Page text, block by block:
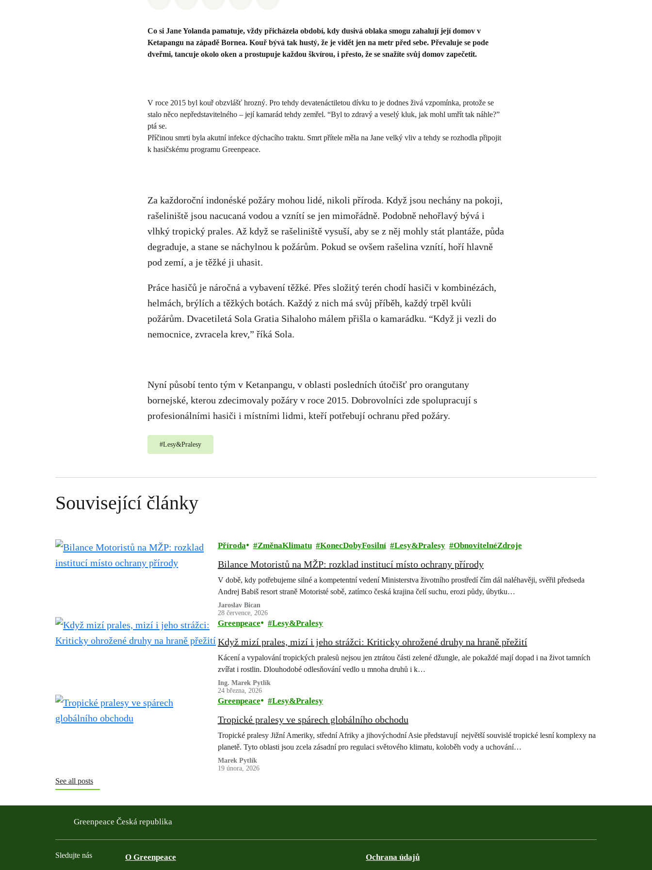
Co si Jane Yolanda pamatuje, vždy přicházela období, kdy dusivá oblaka smogu zahalují její domov v
Ketapangu na západě Bornea. Kouř bývá tak hustý, že je vidět jen na metr před sebe. Převaluje se pode
dveřmi, tancuje okolo oken a prostupuje každou škvírou, i přesto, že se snažíte svůj domov zapečetit.
V roce 2015 byl kouř obzvlášť hrozný. Pro tehdy devatenáctiletou dívku to je dodnes živá vzpomínka, protože se
stalo něco nepředstavitelného – její kamarád tehdy zemřel. “Byl to zdravý a veselý kluk, jak mohl umřít tak náhle?”
ptá se.
Příčinou smrti byla akutní infekce dýchacího traktu. Smrt přítele měla na Jane velký vliv a tehdy se rozhodla připojit
k hasičskému programu Greenpeace.
Za každoroční indonéské požáry mohou lidé, nikoli příroda. Když jsou nechány na pokoji,
rašeliniště jsou nacucaná vodou a vznítí se jen mimořádně. Podobně nehořlavý bývá i
vlhký tropický prales. Až když se rašeliniště vysuší, aby se z něj mohly stát plantáže, půda
degraduje, a stane se náchylnou k požárům. Pokud se ovšem rašelina vznítí, hoří hlavně
pod zemí, a je těžké ji uhasit.
Práce hasičů je náročná a vybavení těžké. Přes složitý terén chodí hasiči v kombinézách,
helmách, brýlích a těžkých botách. Každý z nich má svůj příběh, každý trpěl kvůli
požárům. Dvacetiletá Sola Gratia Sihaloho málem přišla o kamarádku. “Když ji vezli do
nemocnice, zvracela krev,” říká Sola.
Nyní působí tento tým v Ketanpangu, v oblasti posledních útočišť pro orangutany
bornejské, kterou zdecimovaly požáry v roce 2015. Dobrovolníci zde spolupracují s
profesionálními hasiči i místními lidmi, kteří potřebují ochranu před požáry.
#Lesy&Pralesy
Související články
Příroda ZměnaKlimatu KonecDobyFosilní Lesy&Pralesy ObnovitelnéZdroje
Bilance Motoristů na MŽP: rozklad institucí místo ochrany přírody
V době, kdy potřebujeme silné a kompetentní vedení Ministerstva životního prostředí čím dál naléhavěji, svěřil předseda
Andrej Babiš resort straně Motoristé sobě, zatímco česká krajina čelí suchu, erozi půdy, úbytku…
Jaroslav Bican
28 července, 2026
Greenpeace Lesy&Pralesy
Když mizí prales, mizí i jeho strážci: Kriticky ohrožené druhy na hraně přežití
Kácení a vypalování tropických pralesů nejsou jen ztrátou části zelené džungle, ale pokaždé mají dopad i na život tamních
zvířat i rostlin. Dlouhodobé odlesňování vedlo u mnoha druhů i k…
Ing. Marek Pytlík
24 března, 2026
Greenpeace Lesy&Pralesy
Tropické pralesy ve spárech globálního obchodu
Tropické pralesy Jižní Ameriky, střední Afriky a jihovýchodní Asie představují největší souvislé tropické lesní komplexy na
planetě. Tyto oblasti jsou zcela zásadní pro regulaci světového klimatu, koloběh vody a uchování…
Marek Pytlík
19 února, 2026
See all posts
Greenpeace Česká republika
Sledujte nás O Greenpeace Ochrana údajů